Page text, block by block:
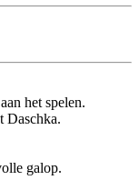
het spelen.
Daschka.